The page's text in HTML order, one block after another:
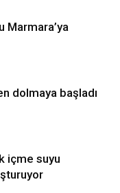
Marmara’ya
dolmaya başladı
içme suyu